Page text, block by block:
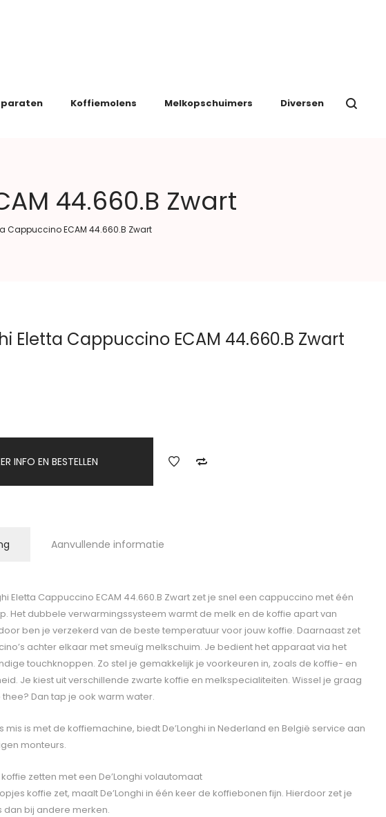
Koffiemolens Melkopschuimers Diversen
44.660.B Zwart
Cappuccino ECAM 44.660.B Zwart
Eletta Cappuccino ECAM 44.660.B Zwart
INFO EN BESTELLEN
Aanvullende informatie
Eletta Cappuccino ECAM 44.660.B Zwart zet je snel een cappuccino met één
Het dubbele verwarmingssysteem warmt de melk en de koffie apart van
ben je verzekerd van de beste temperatuur voor jouw koffie. Daarnaast zet
achter elkaar met smeuïg melkschuim. Je bedient het apparaat via het
touchknoppen. Zo stel je gemakkelijk je voorkeuren in, zoals de koffie- en
Je kiest uit verschillende zwarte koffie en melkspecialiteiten. Wissel je graag
Dan tap je ook warm water.
mis is met de koffiemachine, biedt De’Longhi in Nederland en België service aan
monteurs.
zetten met een De’Longhi volautomaat
koffie zet, maalt De’Longhi in één keer de koffiebonen fijn. Hierdoor zet je
dan bij andere merken.